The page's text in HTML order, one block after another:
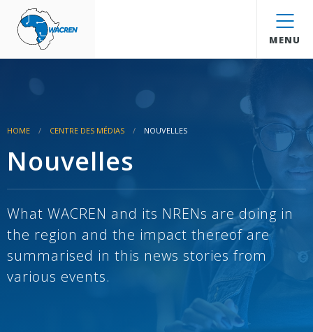
WACREN
MENU
HOME CENTRE DES MÉDIAS NOUVELLES
Nouvelles
What WACREN and its NRENs are doing in
the region and the impact thereof are
summarised in this news stories from
various events.